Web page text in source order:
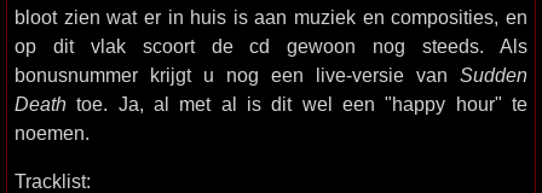
bloot zien wat er in huis is aan muziek en composities, en
op dit vlak scoort de cd gewoon nog steeds. Als
bonusnummer krijgt u nog een live-versie van Sudden
Death toe. Ja, al met al is dit wel een "happy hour" te
noemen.
Tracklist: